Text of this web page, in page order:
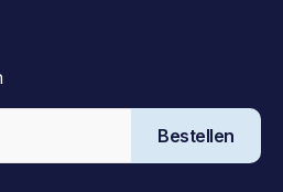
Bestellen